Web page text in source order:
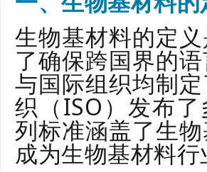
生物基材料的定
了确保跨国界的
与国际组织均制
织（ISO）发布
列标准涵盖了生
成为生物基材料